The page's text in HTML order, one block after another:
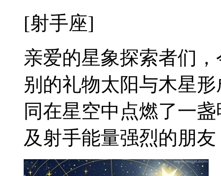
[射手座]
亲爱的星象探索者们
别的礼物太阳与木星
同在星空中点燃了一
及射手能量强烈的朋